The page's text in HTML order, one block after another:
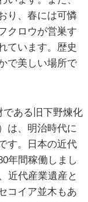
り、春には可憐
クロウが営巣す
ています。歴史
で美しい場所で
である旧下野煉化
は、明治時代に
す。日本の近代
年間稼働しまし
近代産業遺産と
コイア並木もあ